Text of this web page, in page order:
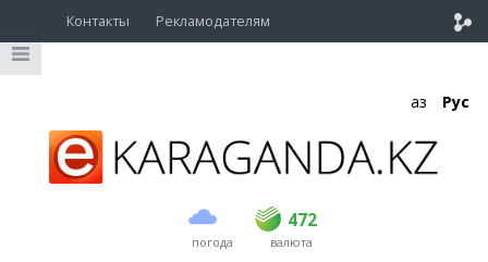
Контакты Рекламодателям
Қаз Рус
погода
472
USD 470 472
EUR валюта